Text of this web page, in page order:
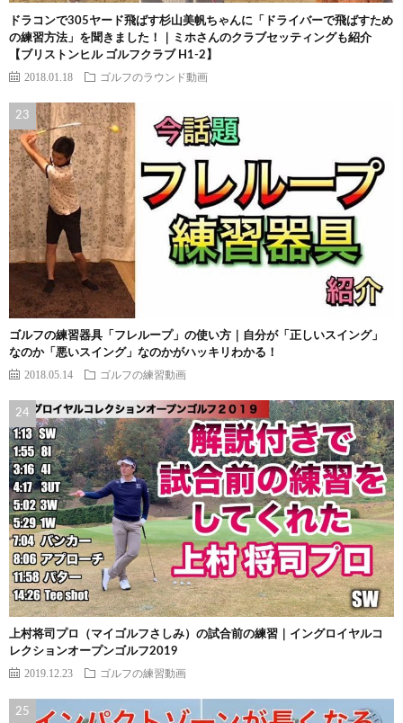
ドラコンで305ヤード飛ばす杉山美帆ちゃんに「ドライバーで飛ばすため
の練習方法」を聞きました！｜ミホさんのクラブセッティングも紹介
【ブリストンヒル ゴルフクラブ H1-2】
2018.01.18 ゴルフのラウンド動画
ゴルフの練習器具「フレループ」の使い方｜自分が「正しいスイング」
なのか「悪いスイング」なのかがハッキリわかる！
2018.05.14 ゴルフの練習動画
上村将司プロ（マイゴルフさしみ）の試合前の練習｜イングロイヤルコ
レクションオープンゴルフ2019
2019.12.23 ゴルフの練習動画